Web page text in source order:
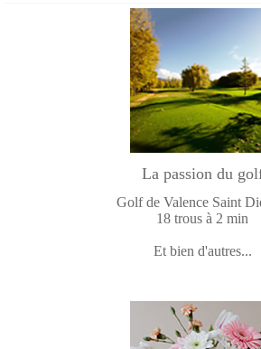
La passion du
Golf de Valence Saint
18 trous à 2 min
Et bien d'autres...